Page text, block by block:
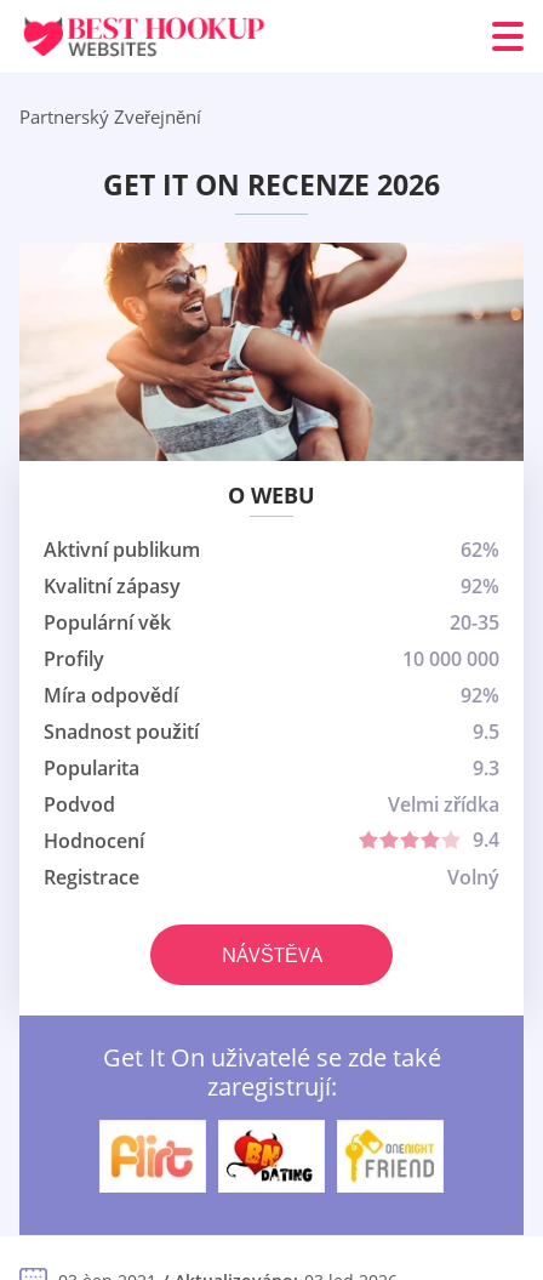
Partnerský Zveřejnění
GET IT ON RECENZE 2026
O WEBU
Aktivní publikum
62%
Kvalitní zápasy
92%
Populární věk
20-35
Profily
10 000 000
Míra odpovědí
92%
Snadnost použití
9.5
Popularita
9.3
Podvod
Velmi zřídka
Hodnocení
9.4
Registrace
Volný
NÁVŠTĚVA
Get It On uživatelé se zde také
zaregistrují: